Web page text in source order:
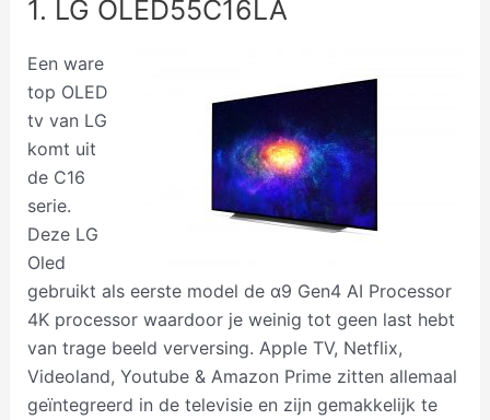
1. LG OLED55C16LA
Een ware
top OLED
tv van LG
komt uit
de C16
serie.
Deze LG
Oled
gebruikt als eerste model de α9 Gen4 AI Processor
4K processor waardoor je weinig tot geen last hebt
van trage beeld verversing. Apple TV, Netflix,
Videoland, Youtube & Amazon Prime zitten allemaal
geïntegreerd in de televisie en zijn gemakkelijk te